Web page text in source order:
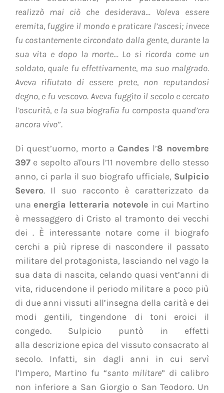
realizzò mai ciò che desiderava… Voleva essere
eremita, fuggire il mondo e praticare l’ascesi; invece
fu costantemente circondato dalla gente, durante la
sua vita e dopo la morte… Lo si ricorda come un
soldato, quale fu effettivamente, ma suo malgrado.
Aveva rifiutato di essere prete, non reputandosi
degno, e fu vescovo. Aveva fuggito il secolo e cercato
l’oscurità, e la sua biografia fu composta quand’era
ancora vivo”.
Di quest’uomo, morto a Candes l’8 novembre
397e sepolto aTours l’11 novembre dello stesso
anno, ci parla il suo biografo ufficiale, Sulpicio
Severo. Il suo racconto è caratterizzato da
una energia letteraria notevole in cui Martino
è messaggero di Cristo al tramonto dei vecchi
dei . È interessante notare come il biografo
cerchi a più riprese di nascondere il passato
militare del protagonista, lasciando nel vago la
sua data di nascita, celando quasi vent’anni di
vita, riducendone il periodo militare a poco più
di due anni vissuti all’insegna della carità e dei
modi gentili, tingendone di toni eroici il
congedo. Sulpicio puntò in effetti
alla descrizione epica del vissuto consacrato al
secolo. Infatti, sin dagli anni in cui servì
l’Impero, Martino fu “santo militare” di calibro
non inferiore a San Giorgio o San Teodoro. Un